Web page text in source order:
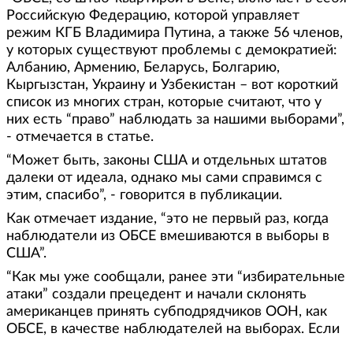
Российскую Федерацию, которой управляет
режим КГБ Владимира Путина, а также 56 членов,
у которых существуют проблемы с демократией:
Албанию, Армению, Беларусь, Болгарию,
Кыргызстан, Украину и Узбекистан – вот короткий
список из многих стран, которые считают, что у
них есть “право” наблюдать за нашими выборами”,
- отмечается в статье.
“Может быть, законы США и отдельных штатов
далеки от идеала, однако мы сами справимся с
этим, спасибо”, - говорится в публикации.
Как отмечает издание, “это не первый раз, когда
наблюдатели из ОБСЕ вмешиваются в выборы в
США”.
“Как мы уже сообщали, ранее эти “избирательные
атаки” создали прецедент и начали склонять
американцев принять субподрядчиков ООН, как
ОБСЕ, в качестве наблюдателей на выборах. Если